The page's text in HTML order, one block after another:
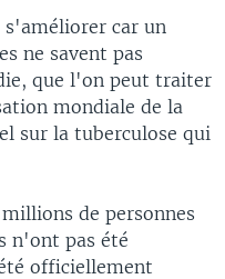
car un
ne savent pas
que l'on peut traiter
mondiale de la
sur la tuberculose qui
de personnes
n'ont pas été
officiellement